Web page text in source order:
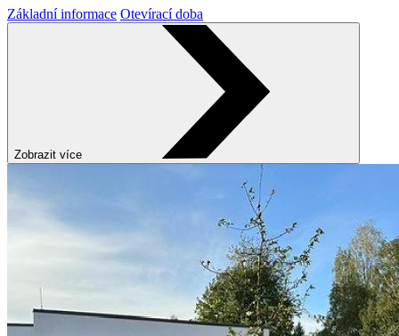
Základní informace Otevírací doba
Zobrazit více